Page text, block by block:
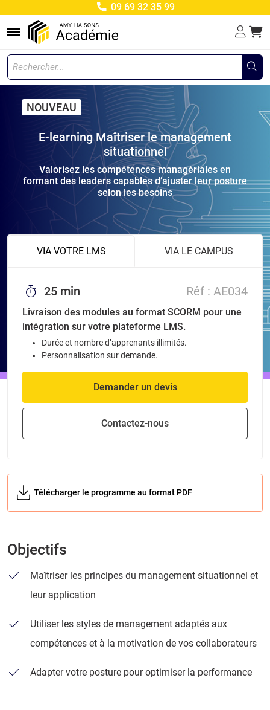
09 69 32 35 99
Menu
NOUVEAU
E-learning Maîtriser le management
situationnel
Valorisez les compétences managériales en
formant des leaders capables d’ajuster leur posture
selon les besoins
VIA VOTRE LMS VIA LE CAMPUS
25 min Réf : AE034
Livraison des modules au format SCORM pour une
intégration sur votre plateforme LMS.
Durée et nombre d’apprenants illimités.
Personnalisation sur demande.
Demander un devis
Contactez-nous
Télécharger le programme au format PDF
Objectifs
Maîtriser les principes du management situationnel et
leur application
Utiliser les styles de management adaptés aux
compétences et à la motivation de vos collaborateurs
Adapter votre posture pour optimiser la performance